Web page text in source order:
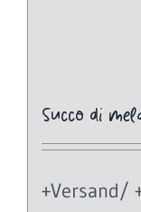
Succo di
+Versand/